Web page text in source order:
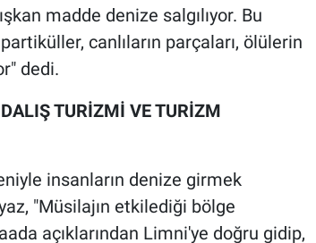
madde denize salgılıyor. Bu
canlıların parçaları, ölülerin
dedi.
TURİZMİ VE TURİZM
insanların denize girmek
"Müsilajın etkilediği bölge
açıklarından Limni'ye doğru gidip,